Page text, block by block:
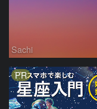
Sachi
PR